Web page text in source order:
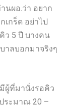
นผอ.ว่า อยาก
กร็ด อย่าไป
ว 5 ปี บางคน
าลบอกมาจริงๆ
ผู้ที่มานั่งรอคิว
ระมาณ 20 –